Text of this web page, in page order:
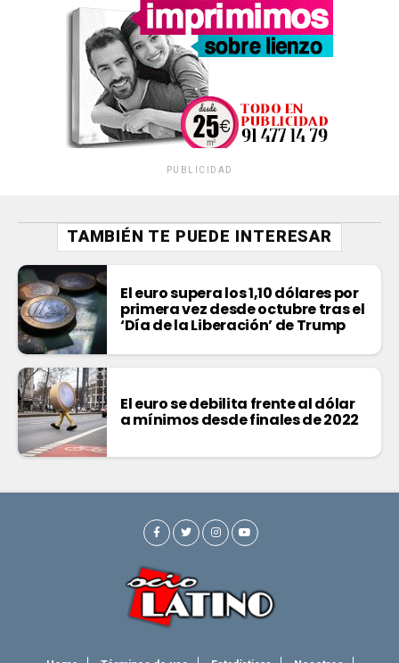
PUBLICIDAD
TAMBIÉN TE PUEDE INTERESAR
El euro supera los 1,10 dólares por
primera vez desde octubre tras el
‘Día de la Liberación’ de Trump
El euro se debilita frente al dólar
a mínimos desde finales de 2022